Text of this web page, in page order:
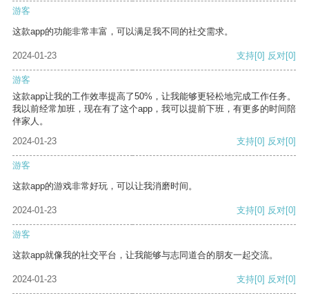
游客
这款app的功能非常丰富，可以满足我不同的社交需求。
2024-01-23 支持[0] 反对[0]
游客
这款app让我的工作效率提高了50%，让我能够更轻松地完成工作任务。
我以前经常加班，现在有了这个app，我可以提前下班，有更多的时间陪
伴家人。
2024-01-23
支持[0] 反对[0]
游客
这款app的游戏非常好玩，可以让我消磨时间。
2024-01-23 支持[0] 反对[0]
游客
这款app就像我的社交平台，让我能够与志同道合的朋友一起交流。
2024-01-23 支持[0] 反对[0]